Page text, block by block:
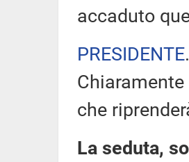
accaduto
PRESIDENTE
che
La seduta,